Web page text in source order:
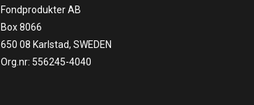
Fondprodukter AB
Box 8066
650 08 Karlstad, SWEDEN
Org.nr: 556245-4040